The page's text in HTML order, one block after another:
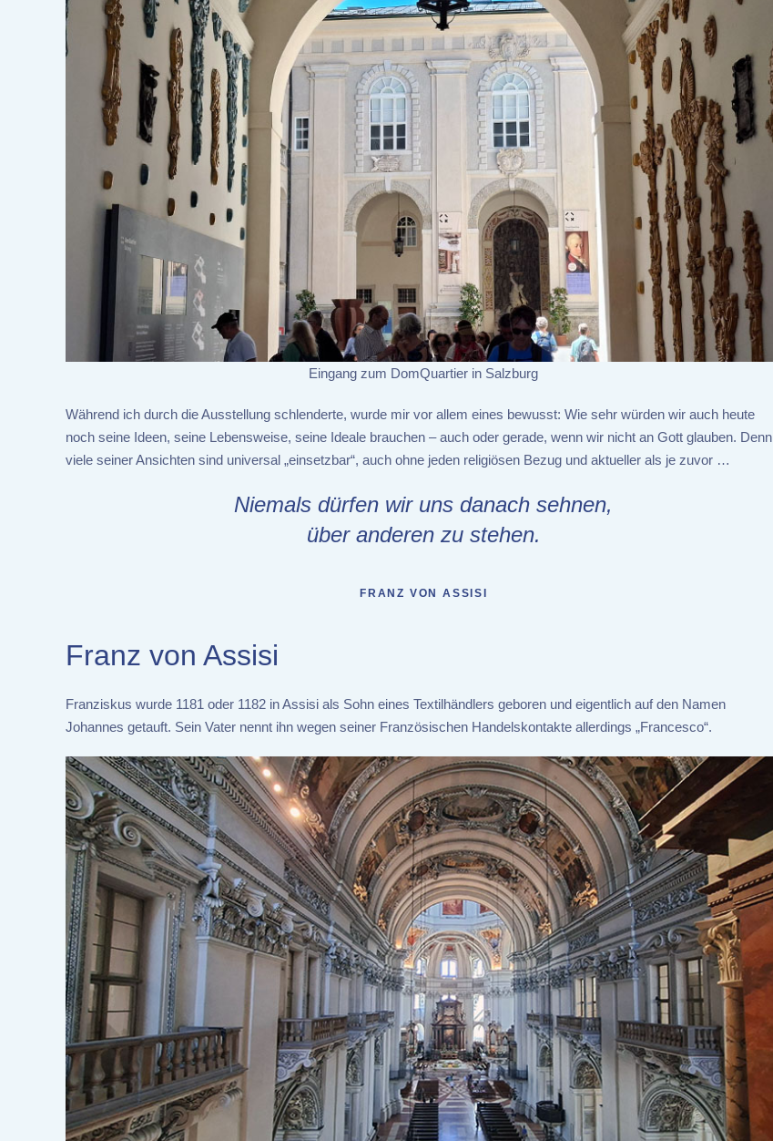
Eingang zum DomQuartier in Salzburg
Während ich durch die Ausstellung schlenderte, wurde mir vor allem eines bewusst: Wie sehr würden wir auch heute
noch seine Ideen, seine Lebensweise, seine Ideale brauchen – auch oder gerade, wenn wir nicht an Gott glauben. Denn
viele seiner Ansichten sind universal „einsetzbar“, auch ohne jeden religiösen Bezug und aktueller als je zuvor …
Niemals dürfen wir uns danach sehnen,
über anderen zu stehen.
FRANZ VON ASSISI
Franz von Assisi
Franziskus wurde 1181 oder 1182 in Assisi als Sohn eines Textilhändlers geboren und eigentlich auf den Namen
Johannes getauft. Sein Vater nennt ihn wegen seiner Französischen Handelskontakte allerdings „Francesco“.